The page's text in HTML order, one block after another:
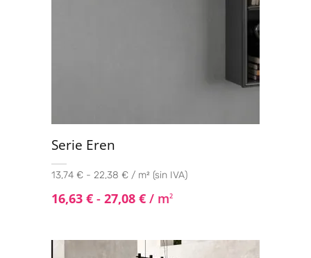
Serie Eren
13,74 € - 22,38 € / m² (sin IVA)
16,63 € - 27,08 € / m2